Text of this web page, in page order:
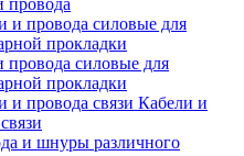
провода
провода силовые для
прокладки
Кабели и